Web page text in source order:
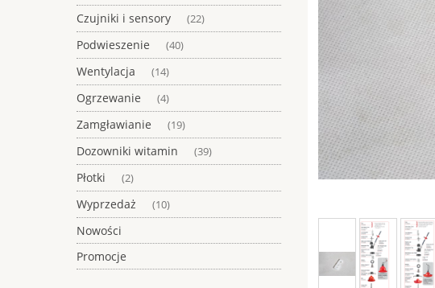
Czujniki i sensory (22)
Podwieszenie (40)
Wentylacja (14)
Ogrzewanie (4)
Zamgławianie (19)
Dozowniki witamin (39)
Płotki (2)
Wyprzedaż (10)
Nowości
Promocje